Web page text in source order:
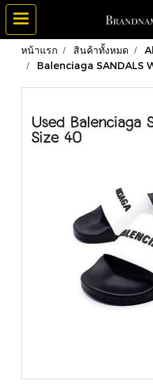
หน้าแรก สินค้าทั้งหมด
Balenciaga SANDALS